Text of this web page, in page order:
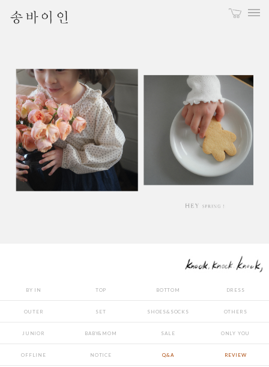
BY IN TOP BOTTOM DRESS
OUTER SET SHOES&SOCKS OTHERS
JUNIOR BABY&MOM SALE ONLY YOU
OFFLINE NOTICE Q&A REVIEW